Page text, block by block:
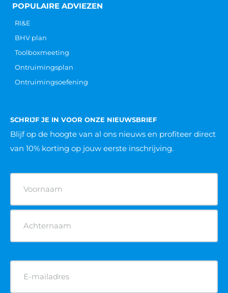
POPULAIRE ADVIEZEN
RI&E
BHV plan
Toolboxmeeting
Ontruimingsplan
Ontruimingsoefening
SCHRIJF JE IN VOOR ONZE NIEUWSBRIEF
Blijf op de hoogte van al ons nieuws en profiteer direct
van 10% korting op jouw eerste inschrijving.
(Vereist)
E-
mailadres
(Vereist)